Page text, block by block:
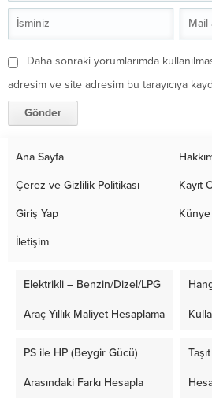
Daha sonraki yorumlarımda
adresim ve site adresim bu tarayıcıya
Ana Sayfa
Çerez ve Gizlilik Politikası Kayıt
Giriş Yap Künye
İletişim
Elektrikli – Benzin/Dizel/LPG
Araç Yıllık Maliyet Hesaplama
PS ile HP (Beygir Gücü)
Arasındaki Farkı Hesapla